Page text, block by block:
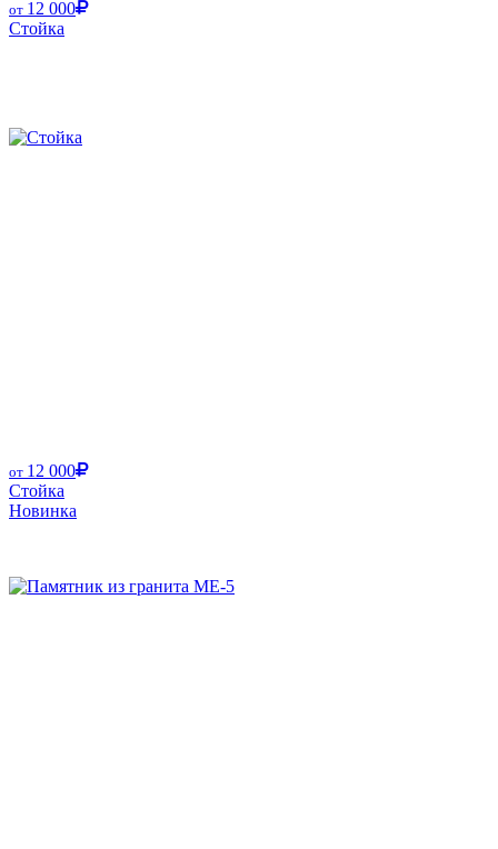
от 12 000
Стойка
от 12 000
Стойка
Новинка